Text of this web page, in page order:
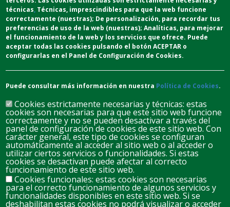
D L M M J V S
26 27 28 29 30 31
2 3 4 5 6 7 8
técnicas, Técnicas, imprescindibles para que la web funcione
correctamente (nuestras); De personalización, para recordar tus
preferencias de uso de la web (nuestras);Analíticas, para mejorar
el funcionamiento de la web y los servicios que ofrece. Puede
aceptar todas las cookies pulsando el botón ACEPTAR o
configurarlas en el Panel de Configuración de Cookies.
Puede consultar más información en nuestra Política de Cookies.
Cookies estrictamente necesarias y técnicas: estas
cookies son necesarias para que este sitio web funcione
correctamente y no se pueden desactivar a través del
panel de configuración de cookies de este sitio web. Con
carácter general, este tipo de cookies se configuran
automáticamente al acceder al sitio web o al acceder o
utilizar ciertos servicios o funcionalidades. Si estas
cookies se desactivan puede afectar al correcto
funcionamiento de este sitio web.
Cookies funcionales: estas cookies son necesarias
para el correcto funcionamiento de algunos servicios y
funcionalidades disponibles en este sitio web. Si se
deshabilitan estas cookies no podrá visualizar o acceder